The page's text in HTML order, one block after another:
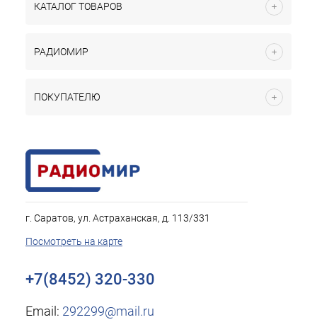
КАТАЛОГ ТОВАРОВ
РАДИОМИР
ПОКУПАТЕЛЮ
г. Саратов, ул. Астраханская, д. 113/331
Посмотреть на карте
+7(8452) 320-330
Email: 292299@mail.ru